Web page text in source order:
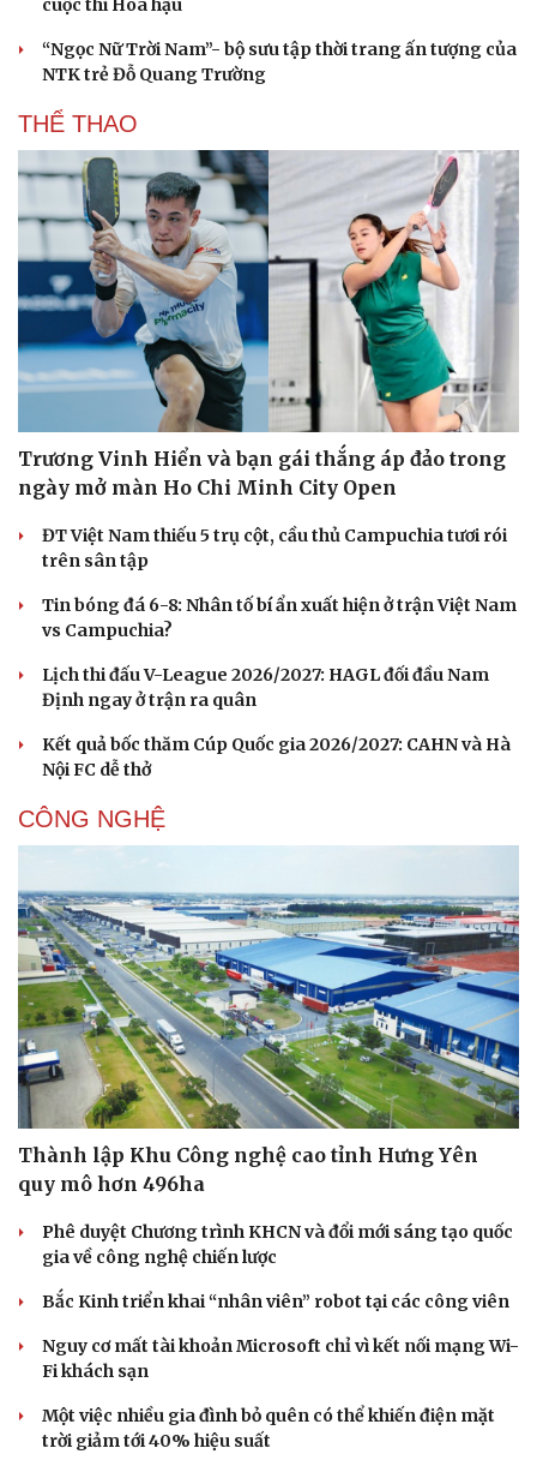
Tư vấn
Săn Tour
Câu chuyện thời sự
Kể chuyện cho bé
cuộc thi Hoa hậu
“Ngọc Nữ Trời Nam”- bộ sưu tập thời trang ấn tượng của
NTK trẻ Đỗ Quang Trường
THỂ THAO
Trương Vinh Hiển và bạn gái thắng áp đảo trong
ngày mở màn Ho Chi Minh City Open
ĐT Việt Nam thiếu 5 trụ cột, cầu thủ Campuchia tươi rói
trên sân tập
Tin bóng đá 6-8: Nhân tố bí ẩn xuất hiện ở trận Việt Nam
vs Campuchia?
Lịch thi đấu V-League 2026/2027: HAGL đối đầu Nam
Định ngay ở trận ra quân
Kết quả bốc thăm Cúp Quốc gia 2026/2027: CAHN và Hà
Nội FC dễ thở
CÔNG NGHỆ
Thành lập Khu Công nghệ cao tỉnh Hưng Yên
quy mô hơn 496ha
Phê duyệt Chương trình KHCN và đổi mới sáng tạo quốc
gia về công nghệ chiến lược
Bắc Kinh triển khai “nhân viên” robot tại các công viên
Nguy cơ mất tài khoản Microsoft chỉ vì kết nối mạng Wi-
Fi khách sạn
Một việc nhiều gia đình bỏ quên có thể khiến điện mặt
trời giảm tới 40% hiệu suất